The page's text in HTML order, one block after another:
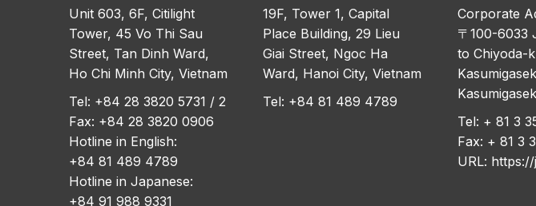
Unit 603, 6F, Citilight
Tower, 45 Vo Thi Sau
Street, Tan Dinh Ward,
Ho Chi Minh City, Vietnam
Tel: +84 28 3820 5731 / 2
Fax: +84 28 3820 0906
Hotline in English:
+84 81 489 4789
Hotline in Japanese:
+84 91 988 9331
19F, Tower 1, Capital
Place Building, 29 Lieu
Giai Street, Ngoc Ha
Ward, Hanoi City, Vietnam
Tel: +84 81 489 4789
Corporate
〒100-6033
to Chiyoda-
Tel: + 81 3
Fax: + 81 3
URL: